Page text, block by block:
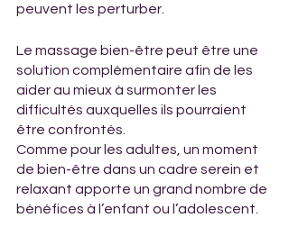
peuvent les perturber.
Le massage bien-être peut être une
solution complémentaire afin de les
aider au mieux à surmonter les
difficultés auxquelles ils pourraient
être confrontés.
Comme pour les adultes, un moment
de bien-être dans un cadre serein et
relaxant apporte un grand nombre de
bénéfices à l’enfant ou l’adolescent.